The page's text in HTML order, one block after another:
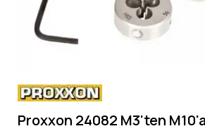
Proxxon 24082 M3'ten